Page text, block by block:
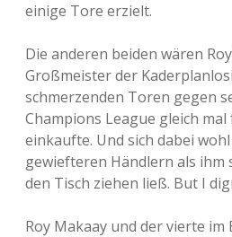
einige Tore erzielt.
Die anderen beiden wären
Großmeister der
schmerzenden Toren gegen
Champions League gleich
einkaufte. Und sich dabei
gewiefteren Händlern als ihm
den Tisch ziehen ließ. But I
Roy Makaay und der vierte